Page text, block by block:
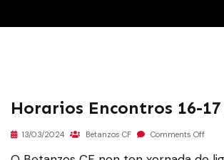
Horarios Encontros 16-
13/03/2024 Betanzos CF Comments Off